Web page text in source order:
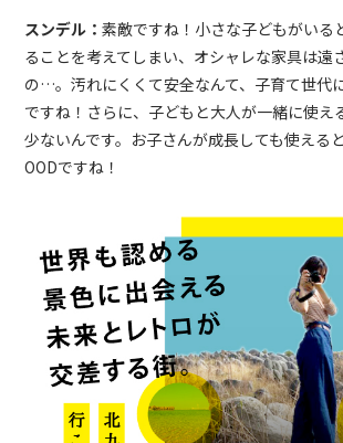
スンデル：素敵ですね！小さな子どもがいる
ることを考えてしまい、オシャレな家具は遠
の…。汚れにくくて安全なんて、子育て世代
ですね！さらに、子どもと大人が一緒に使え
少ないんです。お子さんが成長しても使える
OODですね！